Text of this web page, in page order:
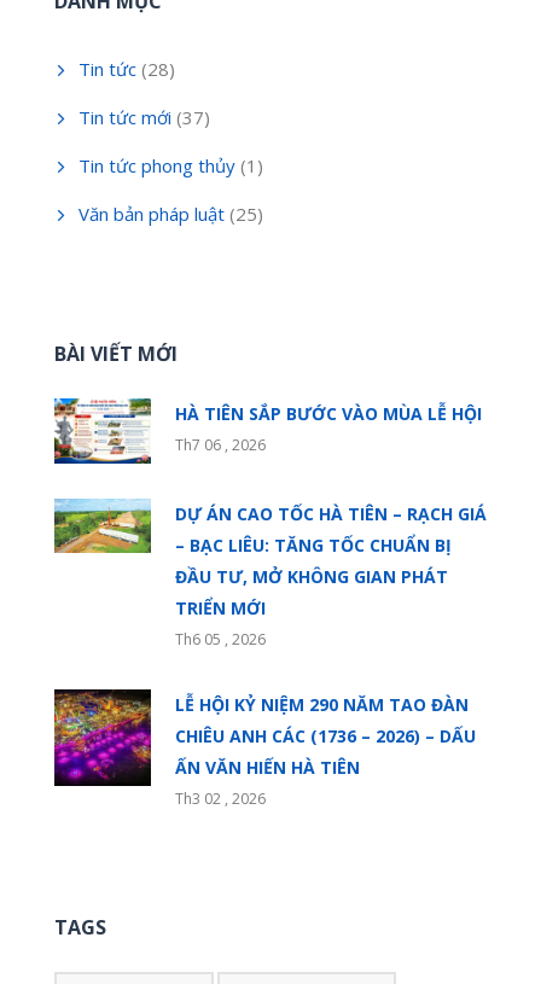
Tin tức (28)
Tin tức mới (37)
Tin tức phong thủy (1)
Văn bản pháp luật (25)
BÀI VIẾT MỚI
HÀ TIÊN SẮP BƯỚC VÀO MÙA LỄ HỘI
Th7 06 , 2026
DỰ ÁN CAO TỐC HÀ TIÊN – RẠCH GIÁ
– BẠC LIÊU: TĂNG TỐC CHUẨN BỊ
ĐẦU TƯ, MỞ KHÔNG GIAN PHÁT
TRIỂN MỚI
Th6 05 , 2026
LỄ HỘI KỶ NIỆM 290 NĂM TAO ĐÀN
CHIÊU ANH CÁC (1736 – 2026) – DẤU
ẤN VĂN HIẾN HÀ TIÊN
Th3 02 , 2026
TAGS